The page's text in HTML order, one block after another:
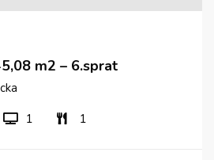
m2 – 6.sprat
1 1